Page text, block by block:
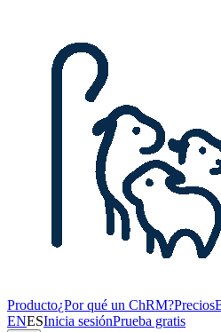
Producto¿Por qué un ChRM?Precios
ENESInicia sesiónPrueba gratis